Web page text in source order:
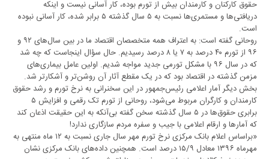
حقوق کارکنان و کارمندان بیش از تورم بوده، کار آسانی نیست و اینکه
دریافتی‌ها و مستمری‌ها نسبت به ۵ سال گذشته ۵ برابر شده، کار آسانی نبوده
است.
روحانی گفته است‌: به اعتراف همه متخصصان اقتصاد ما در بین سال‌های ۹۲ و
۹۶ از تورم ۴۰ درصد به ۷ یا ۸ درصد رسیدیم. حال سؤال اینجاست که چه شد
که در سال ۹۶ با مشکل تورمی جدید مواجه شدیم. اولین عامل بیماری‌های
مزمن گذشته در اقتصاد بود که در یک مقطع آثار آن روشن‌تر و آشکارتر شد.
بخش دیگر آمار اعلامی رئیس‌جمهور در این سخنرانی به نرخ تورم و رشد حقوق
کارمندان و کارگران مربوط می‌شود، روحانی از تورم تک رقمی و افزایش ۵
برابری حقوق‌ها در ۵ سال گذشته سخن گفته بی‌آنکه به این حقیقت اذعان کند
که آمارها و ارقام اعلامی با جیب و سفره مردم سازگاری ندارد!
«براساس اعلام بانک مرکزی نرخ تورم مهر سال جاری نسبت به ۱۲ ماه منتهی به
مهرماه ۱۳۹۶ معادل ۱۵/۹ درصد است. همچنین داده‌های بانک مرکزی نشان